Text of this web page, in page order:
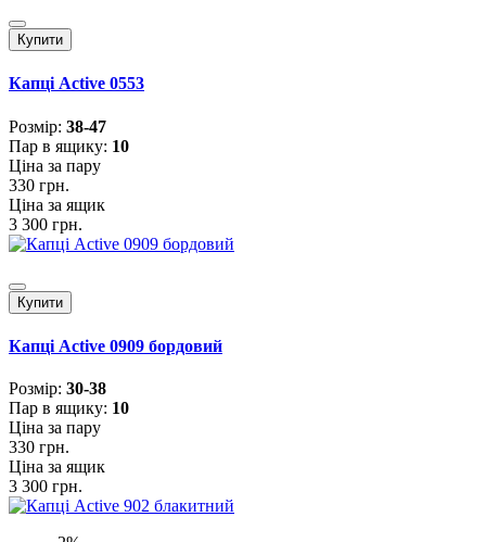
Купити
Капці Active 0553
Розмiр: 38-47
Пар в ящику: 10
Ціна за пару
330 грн.
Ціна за ящик
3 300 грн.
Купити
Капці Active 0909 бордовий
Розмiр: 30-38
Пар в ящику: 10
Ціна за пару
330 грн.
Ціна за ящик
3 300 грн.